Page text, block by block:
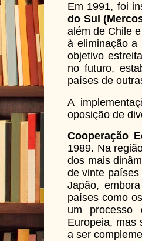
Em 1991, foi
do Sul
além de Chile
à eliminação a
objetivo
no futuro,
países de
A
oposição de
Cooperação
1989. Na
dos mais
de vinte países
Japão,
países como
um processo
Europeia, mas
a ser